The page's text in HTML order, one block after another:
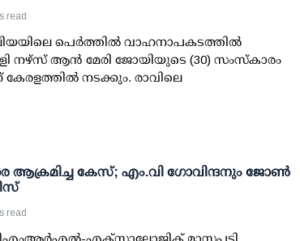
read
പെർത്തിൽ വാഹനാപകടത്തിൽ
നഴ്സ് ആൻ മേരി ജോയിയുടെ (30) സംസ്കാരം
കേരളത്തിൽ നടക്കും. രാവിലെ
ആക്രമിച്ച കേസ്; എം.വി ഗോവിന്ദനും ജോണ്‍
read